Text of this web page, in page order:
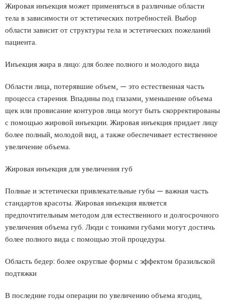
Жировая инъекция может применяться в различные области
тела в зависимости от эстетических потребностей. Выбор
области зависит от структуры тела и эстетических пожеланий
пациента.
Инъекция жира в лицо: для более полного и молодого вида
Области лица, потерявшие объем, — это естественная часть
процесса старения. Впадины под глазами, уменьшение объема
щек или провисание контуров лица могут быть скорректированы
с помощью жировой инъекции. Жировая инъекция придает лицу
более полный, молодой вид, а также обеспечивает естественное
увеличение объема.
Жировая инъекция для увеличения губ
Полные и эстетически привлекательные губы — важная часть
стандартов красоты. Жировая инъекция является
предпочтительным методом для естественного и долгосрочного
увеличения объема губ. Люди с тонкими губами могут достичь
более полного вида с помощью этой процедуры.
Область бедер: более округлые формы с эффектом бразильской
подтяжки
В последние годы операции по увеличению объема ягодиц,